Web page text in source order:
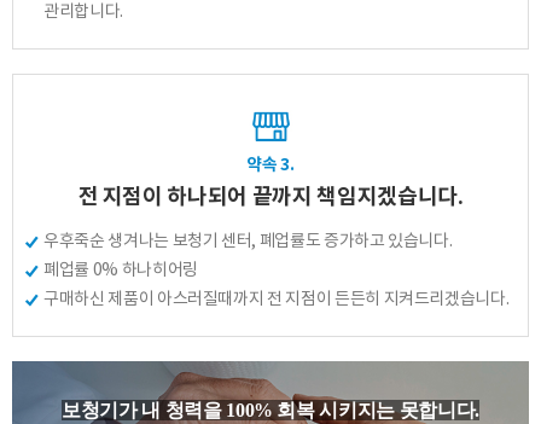
관리합니다.
약속 3.
전 지점이 하나되어 끝까지 책임지겠습니다.
우후죽순 생겨나는 보청기 센터, 폐업률도 증가하고 있습니다.
폐업률 0% 하나히어링
구매하신 제품이 아스러질때까지 전 지점이 든든히 지켜드리겠습니다.
보청기가 내 청력을 100% 회복 시키지는 못합니다.
예약시간
분야
내용